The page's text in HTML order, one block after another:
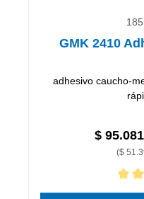
GMK 2410
adhesivo caucho-
$
($
Calificación promedio